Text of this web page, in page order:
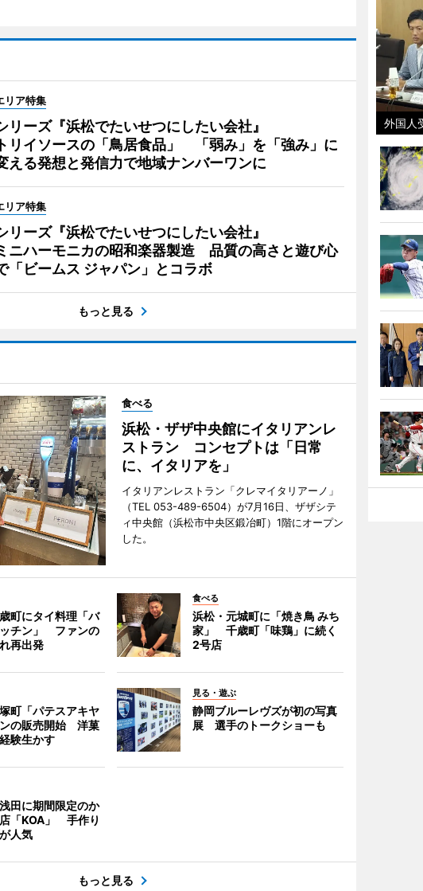
リア特集
リーズ『浜松でたいせつにしたい会社』
トリイソースの「鳥居食品」 「弱み」を「強み」に
える発想と発信力で地域ナンバーワンに
リア特集
リーズ『浜松でたいせつにしたい会社』
ニハーモニカの昭和楽器製造 品質の高さと遊び心
「ビームス ジャパン」とコラボ
もっと見る
食べる
浜松・ザザ中央館にイタリアンレ
ストラン コンセプトは「日常
に、イタリアを」
イタリアンレストラン「クレマイタリアーノ」
（TEL 053-489-6504）が7月16日、ザザシテ
ィ中央館（浜松市中央区鍛冶町）1階にオープン
した。
町にタイ料理「バ
チン」 ファンの
再出発
食べる
浜松・元城町に「焼き鳥 みち
家」 千歳町「味鶏」に続く
2号店
町「パテスアキヤ
の販売開始 洋菓
験生かす
見る・遊ぶ
静岡ブルーレヴズが初の写真
展 選手のトークショーも
田に期間限定のか
「KOA」 手作り
人気
もっと見る
外国人